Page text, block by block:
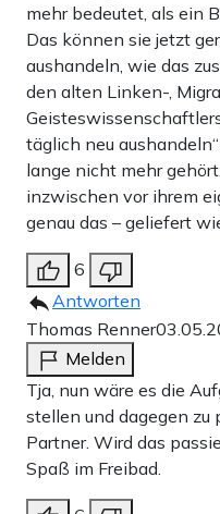
mehr bedeutet, als ein
Das können sie jetzt
aushandeln, wie das
den alten Linken-,
täglich neu
lange nicht mehr
inzwischen vor ihrem
genau das – geliefert
6
Antworten
Thomas Renner
Melden
Tja, nun wäre es die
stellen und dagegen zu
Partner. Wird das
Spaß im Freibad.